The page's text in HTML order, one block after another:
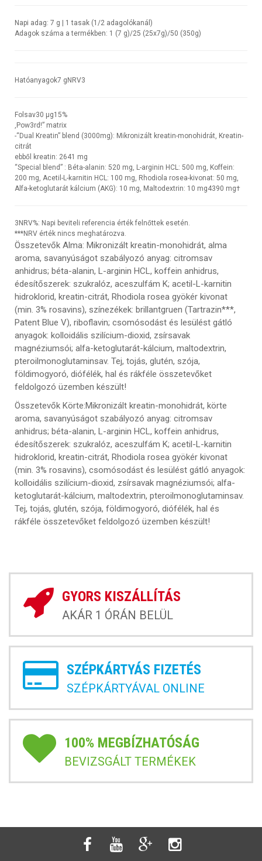
Napi adag: 7 g | 1 tasak (1/2 adagolókanál)
Adagok száma a termékben: 1 (7 g)/25 (25x7g)/50 (350g)
Hatóanyagok7 gNRV3
Folsav30 µg15%
,Pow3rd!” matrix
-“Dual Kreatin” blend (3000mg): Mikronizált kreatin-monohidrát, Kreatin-
citrát
ebből kreatin: 2641 mg
“Special blend” : Béta-alanin: 520 mg, L-arginin HCL: 500 mg, Koffein:
200 mg, Acetil-L-karnitin HCL: 100 mg, Rhodiola rosea-kivonat: 50 mg,
Alfa-ketoglutarát kálcium (AKG): 10 mg, Maltodextrin: 10 mg4390 mg†
3NRV%: Napi beviteli referencia érték felnőttek esetén.
***NRV érték nincs meghatározva.
Összetevők Alma: Mikronizált kreatin-monohidrát, alma
aroma, savanyúságot szabályozó anyag: citromsav
anhidrus; béta-alanin, L-arginin HCL, koffein anhidrus,
édesítőszerek: szukralóz, aceszulfám K; acetil-L-karnitin
hidroklorid, kreatin-citrát, Rhodiola rosea gyökér kivonat
(min. 3% rosavins), színezékek: brillantgruen (Tartrazin***,
Patent Blue V), riboflavin; csomósodást és lesülést gátló
anyagok: kolloidális szilícium-dioxid, zsírsavak
magnéziumsói; alfa-ketoglutarát-kálcium, maltodextrin,
pteroilmonoglutaminsav. Tej, tojás, glutén, szója,
földimogyoró, diófélék, hal és rákféle összetevőket
feldolgozó üzemben készült!
Összetevők Körte:Mikronizált kreatin-monohidrát, körte
aroma, savanyúságot szabályozó anyag: citromsav
anhidrus; béta-alanin, L-arginin HCL, koffein anhidrus,
édesítőszerek: szukralóz, aceszulfám K; acetil-L-karnitin
hidroklorid, kreatin-citrát, Rhodiola rosea gyökér kivonat
(min. 3% rosavins), csomósodást és lesülést gátló anyagok:
kolloidális szilícium-dioxid, zsírsavak magnéziumsói; alfa-
ketoglutarát-kálcium, maltodextrin, pteroilmonoglutaminsav.
Tej, tojás, glutén, szója, földimogyoró, diófélék, hal és
rákféle összetevőket feldolgozó üzemben készült!
GYORS KISZÁLLÍTÁS
AKÁR 1 ÓRÁN BELÜL
SZÉPKÁRTYÁS FIZETÉS
SZÉPKÁRTYÁVAL ONLINE
100% MEGBÍZHATÓSÁG
BEVIZSGÁLT TERMÉKEK